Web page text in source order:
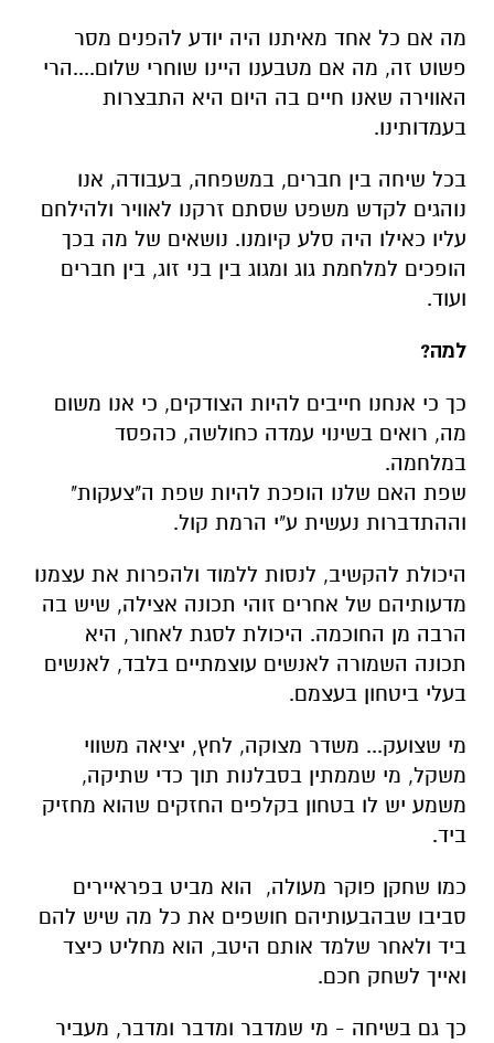
מה אם כל אחד מאיתנו היה יודע להפנים מסר
פשוט זה, מה אם מטבענו היינו שוחרי שלום....הרי
האווירה שאנו חיים בה היום היא התבצרות
בעמדותינו.
בכל שיחה בין חברים, במשפחה, בעבודה, אנו
נוהגים לקדש משפט שסתם זרקנו לאוויר ולהילחם
עליו כאילו היה סלע קיומנו. נושאים של מה בכך
הופכים למלחמת גוג ומגוג בין בני זוג, בין חברים
ועוד.
למה?
כך כי אנחנו חייבים להיות הצודקים, כי אנו משום
מה, רואים בשינוי עמדה כחולשה, כהפסד
במלחמה.
שפת האם שלנו הופכת להיות שפת ה"צעקות"
וההתדברות נעשית ע"י הרמת קול.
היכולת להקשיב, לנסות ללמוד ולהפרות את עצמנו
מדעותיהם של אחרים זוהי תכונה אצילה, שיש בה
הרבה מן החוכמה. היכולת לסגת לאחור, היא
תכונה השמורה לאנשים עוצמתיים בלבד, לאנשים
בעלי ביטחון בעצמם.
מי שצועק... משדר מצוקה, לחץ, יציאה משווי
משקל, מי שממתין בסבלנות תוך כדי שתיקה,
משמע יש לו בטחון בקלפים החזקים שהוא מחזיק
ביד.
כמו שחקן פוקר מעולה, הוא מביט בפראיירים
סביבו שבהבעותיהם חושפים את כל מה שיש להם
ביד ולאחר שלמד אותם היטב, הוא מחליט כיצד
ואייך לשחק חכם.
כך גם בשיחה - מי שמדבר ומדבר ומדבר, מעביר